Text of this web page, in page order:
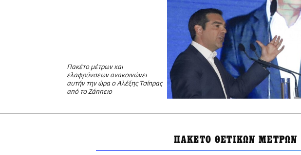
Πακέτο μέτρων και
ελαφρύνσεων ανακοινώνει
αυτήν την ώρα ο Αλέξης Τσίπρας
από το Ζάππειο
ΠΑΚΕΤΟ ΘΕΤΙΚΩΝ ΜΕΤΡΩΝ